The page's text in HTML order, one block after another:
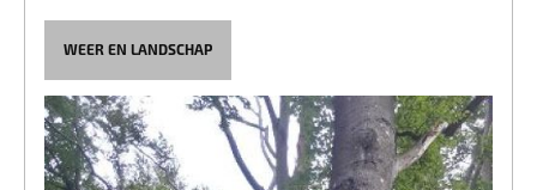
WEER EN LANDSCHAP